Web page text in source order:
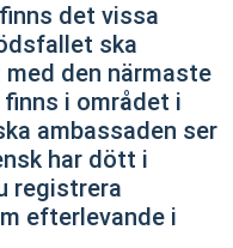
det vissa
ska
den närmaste
i området i
ambassaden ser
har dött i
registrera
efterlevande i